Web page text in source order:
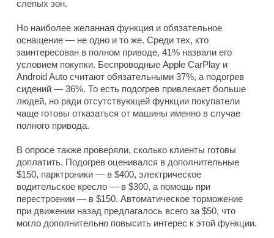
слепых зон.
Но наиболее желанная функция и обязательное
оснащение — не одно и то же. Среди тех, кто
заинтересован в полном приводе, 41% назвали его
условием покупки. Беспроводные Apple CarPlay и
Android Auto считают обязательными 37%, а подогрев
сидений — 36%. То есть подогрев привлекает больше
людей, но ради отсутствующей функции покупатели
чаще готовы отказаться от машины именно в случае
полного привода.
В опросе также проверяли, сколько клиенты готовы
доплатить. Подогрев оценивался в дополнительные
$150, парктроники — в $400, электрическое
водительское кресло — в $300, а помощь при
перестроении — в $150. Автоматическое торможение
при движении назад предлагалось всего за $50, что
могло дополнительно повысить интерес к этой функции.